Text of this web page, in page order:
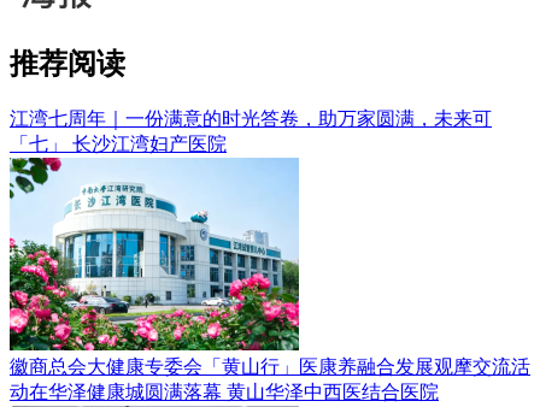
推荐阅读
江湾七周年｜一份满意的时光答卷，助万家圆满，未来可
「七」 长沙江湾妇产医院
徽商总会大健康专委会「黄山行」医康养融合发展观摩交流活
动在华泽健康城圆满落幕 黄山华泽中西医结合医院